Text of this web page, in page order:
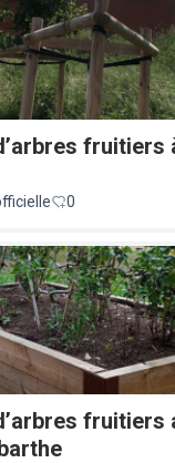
fruitiers
0
fruitiers